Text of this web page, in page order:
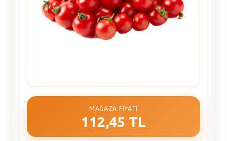
MAĞAZA FIYATI
112,45 TL